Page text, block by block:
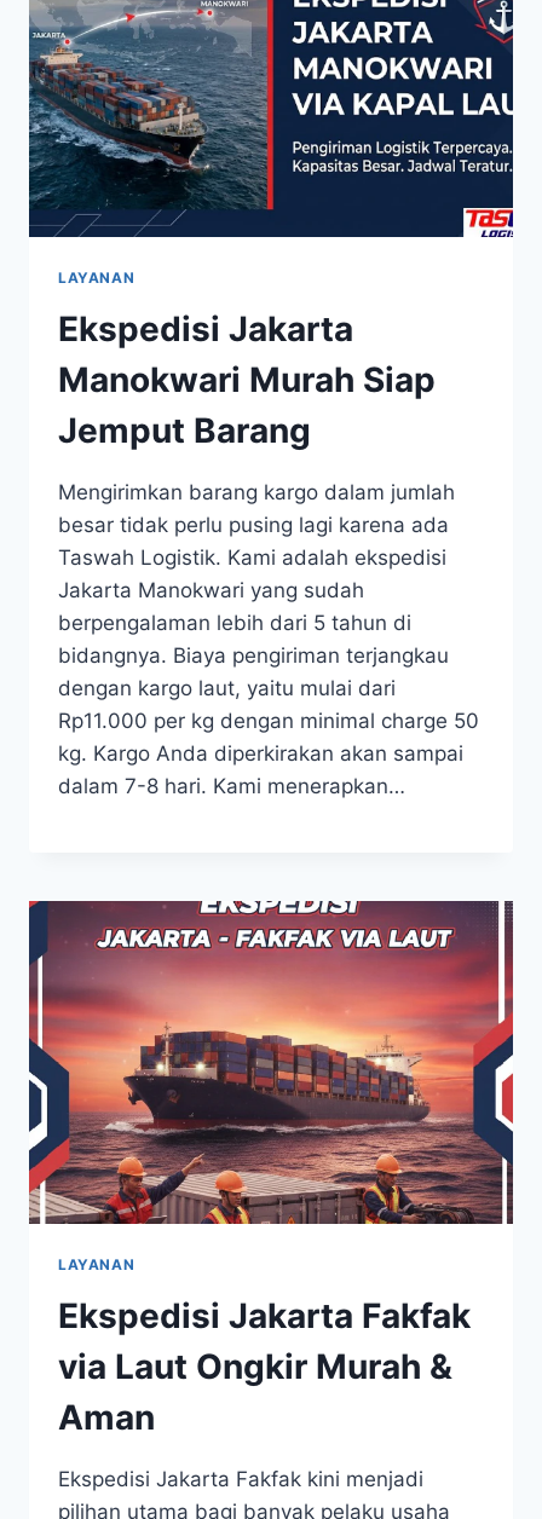
LAYANAN
Ekspedisi Jakarta
Manokwari Murah Siap
Jemput Barang
Mengirimkan barang kargo dalam jumlah
besar tidak perlu pusing lagi karena ada
Taswah Logistik. Kami adalah ekspedisi
Jakarta Manokwari yang sudah
berpengalaman lebih dari 5 tahun di
bidangnya. Biaya pengiriman terjangkau
dengan kargo laut, yaitu mulai dari
Rp11.000 per kg dengan minimal charge 50
kg. Kargo Anda diperkirakan akan sampai
dalam 7-8 hari. Kami menerapkan…
LAYANAN
Ekspedisi Jakarta Fakfak
via Laut Ongkir Murah &
Aman
Ekspedisi Jakarta Fakfak kini menjadi
pilihan utama bagi banyak pelaku usaha